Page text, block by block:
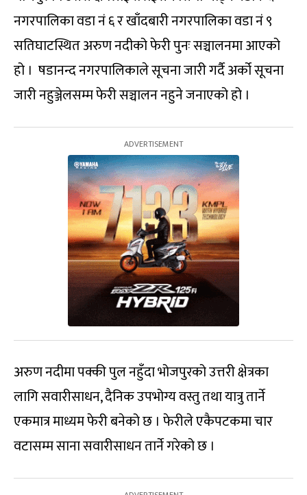
नगरपालिका वडा नं ६ र खाँदबारी नगरपालिका वडा नं ९
सतिघाटस्थित अरुण नदीको फेरी पुनः सञ्चालनमा आएको
हो । षडानन्द नगरपालिकाले सूचना जारी गर्दै अर्को सूचना
जारी नहुञ्जेलसम्म फेरी सञ्चालन नहुने जनाएको हो ।
अरुण नदीमा पक्की पुल नहुँदा भोजपुरको उत्तरी क्षेत्रका
लागि सवारीसाधन, दैनिक उपभोग्य वस्तु तथा यात्रु तार्ने
एकमात्र माध्यम फेरी बनेको छ । फेरीले एकैपटकमा चार
वटासम्म साना सवारीसाधन तार्ने गरेको छ ।